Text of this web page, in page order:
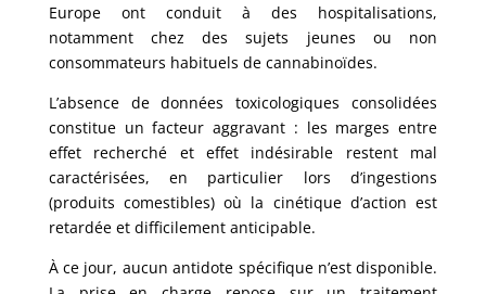
Europe ont conduit à des hospitalisations,
notamment chez des sujets jeunes ou non
consommateurs habituels de cannabinoïdes.
L’absence de données toxicologiques consolidées
constitue un facteur aggravant : les marges entre
effet recherché et effet indésirable restent mal
caractérisées, en particulier lors d’ingestions
(produits comestibles) où la cinétique d’action est
retardée et difficilement anticipable.
À ce jour, aucun antidote spécifique n’est disponible.